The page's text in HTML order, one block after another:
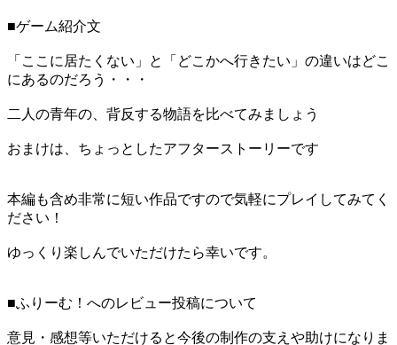
■ゲーム紹介文
「ここに居たくない」と「どこかへ行きたい」の違いはどこ
にあるのだろう・・・
二人の青年の、背反する物語を比べてみましょう
おまけは、ちょっとしたアフターストーリーです
本編も含め非常に短い作品ですので気軽にプレイしてみてく
ださい！
ゆっくり楽しんでいただけたら幸いです。
■ふりーむ！へのレビュー投稿について
意見・感想等いただけると今後の制作の支えや助けになりま